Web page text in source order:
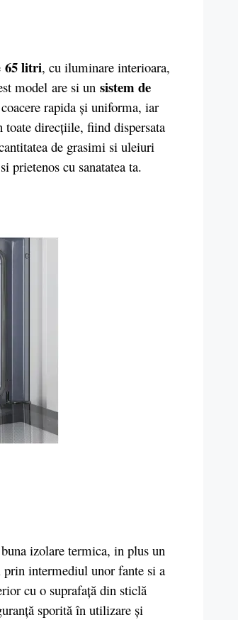
65 litri, cu iluminare interioara,
model are si un sistem de
rapida şi uniforma, iar
toate direcţiile, fiind dispersata
de grasimi si uleiuri
prietenos cu sanatatea ta.
izolare termica, in plus un
prin intermediul unor fante si a
cu o suprafaţă din sticlă
sporită în utilizare şi